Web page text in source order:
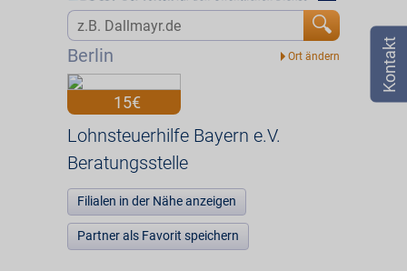
Jetzt BSW-Mitglied werden
Login
Berlin
Vorteilswelt
15€
Lohnsteuerhilfe Bayern e.V.
Beratungsstelle
Filialen in der Nähe anzeigen
Partner als Favorit speichern